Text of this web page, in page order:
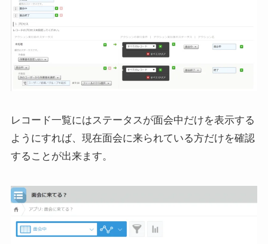
レコード一覧にはステータスが面会中だけを表示する
ようにすれば、現在面会に来られている方だけを確認
することが出来ます。